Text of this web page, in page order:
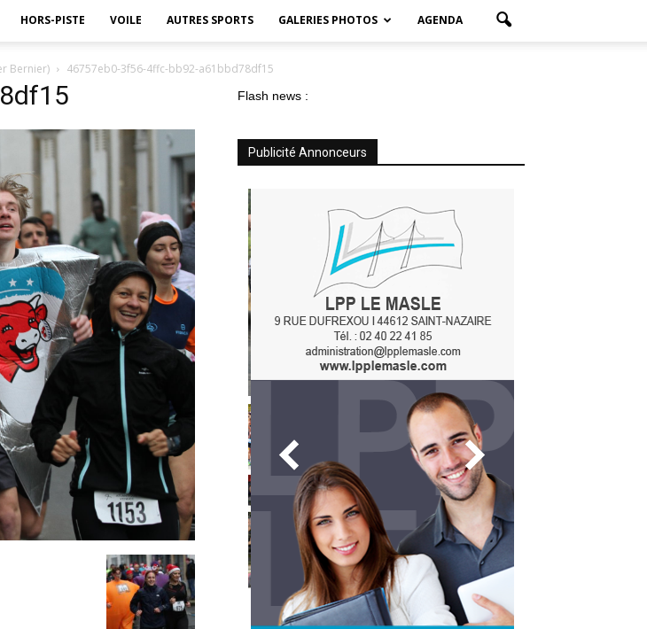
HORS-PISTE VOILE AUTRES SPORTS GALERIES PHOTOS AGENDA
Bernier) 46757eb0-3f56-4ffc-bb92-a61bbd78df15
Flash news :
Publicité Annonceurs